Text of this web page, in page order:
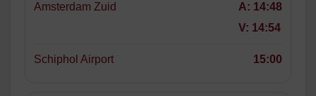
Amsterdam Zuid A: 14:48
V: 14:54
Schiphol Airport 15:00